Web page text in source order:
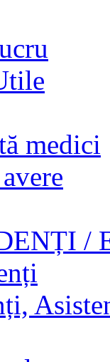
medici
/